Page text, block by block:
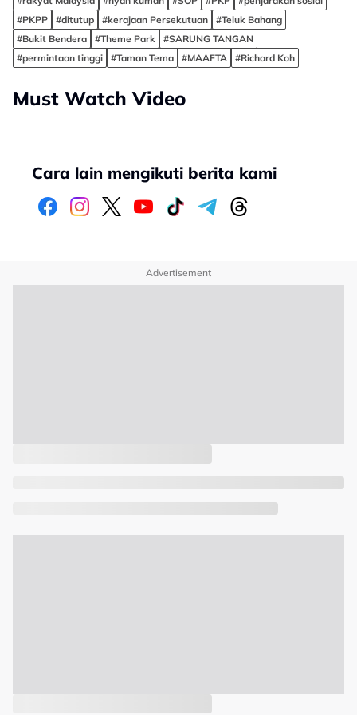
#PKPP
#ditutup #kerajaan Persekutuan
#Teluk Bahang
#Bukit Bendera
#Theme Park
#SARUNG TANGAN
#permintaan tinggi
#Taman Tema #MAAFTA #Richard Koh
Must Watch Video
Cara lain mengikuti berita kami
Advertisement